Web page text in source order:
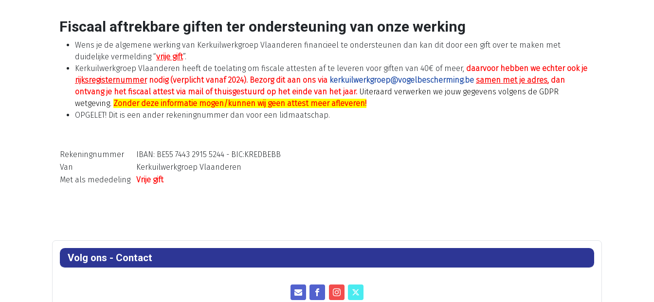
Fiscaal aftrekbare giften ter ondersteuning van onze werking
Wens je de algemene werking van Kerkuilwerkgroep Vlaanderen financieel te ondersteunen dan kan dit door een gift over te maken met
duidelijke vermelding “vrije gift”.
Kerkuilwerkgroep Vlaanderen heeft de toelating om fiscale attesten af te leveren voor giften van 40€ of meer, daarvoor hebben we echter ook je
rijksregisternummernodig (verplicht vanaf 2024). Bezorg dit aan ons via kerkuilwerkgroep@vogelbescherming.be samen met je adres, dan
ontvang je het fiscaal attest via mail of thuisgestuurd op het einde van het jaar. Uiteraard verwerken we jouw gegevens volgens de GDPR
wetgeving. Zonder deze informatie mogen/kunnen wij geen attest meer afleveren!
OPGELET! Dit is een ander rekeningnummer dan voor een lidmaatschap.
Rekeningnummer
IBAN: BE55 7443 2915 5244 - BIC:KREDBEBB
Van
Kerkuilwerkgroep Vlaanderen
Met als mededeling
Vrije gift
Volg ons - Contact